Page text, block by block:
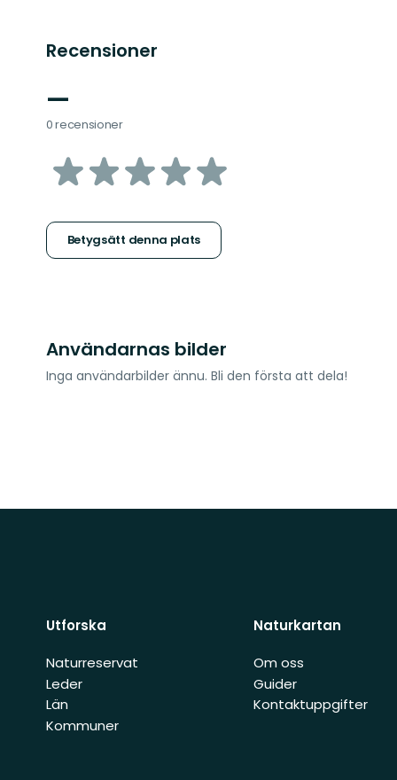
Recensioner
—
0 recensioner
av
stjärnor
Betygsätt denna plats
Användarnas bilder
Inga användarbilder ännu. Bli den första att dela!
Utforska
Naturreservat
Leder
Län
Kommuner
Naturkartan
Om oss
Guider
Kontaktuppgifter